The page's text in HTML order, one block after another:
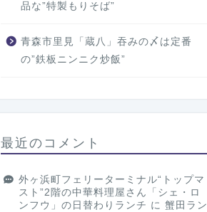
品な”特製もりそば”
青森市里見「蔵八」吞みの〆は定番
の”鉄板ニンニク炒飯”
最近のコメント
外ヶ浜町フェリーターミナル“トップマ
スト”2階の中華料理屋さん「シェ・ロ
ンフウ」の日替わりランチ に 蟹田ラン